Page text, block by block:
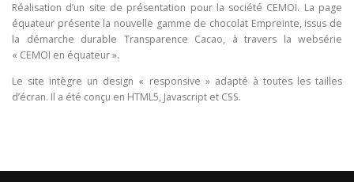
Réalisation d’un site de présentation pour la société CEMOI. La page
équateur présente la nouvelle gamme de chocolat Empreinte, issus de
la démarche durable Transparence Cacao, à travers la websérie
« CEMOI en équateur ».
Le site intègre un design « responsive » adapté à toutes les tailles
d’écran. Il a été conçu en HTML5, Javascript et CSS.